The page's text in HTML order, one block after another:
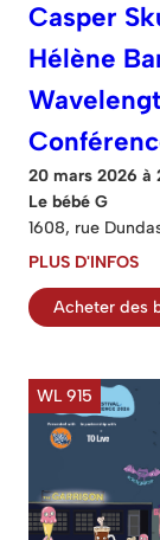
Casper
Hélène
20 mars 2026 à
Le bébé G
1608, rue
PLUS D'INFOS
Acheter des
WL 915